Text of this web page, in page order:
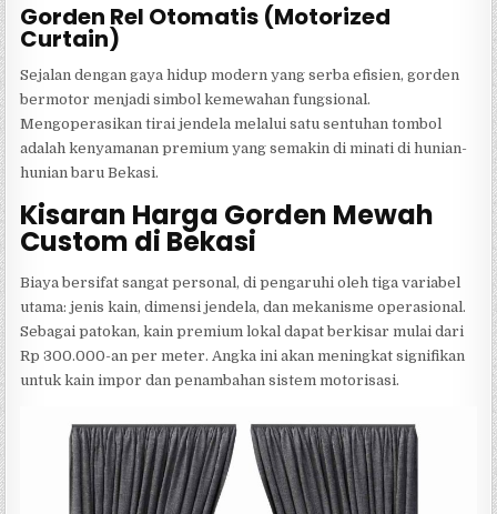
Gorden Rel Otomatis (Motorized
Curtain)
Sejalan dengan gaya hidup modern yang serba efisien, gorden
bermotor menjadi simbol kemewahan fungsional.
Mengoperasikan tirai jendela melalui satu sentuhan tombol
adalah kenyamanan premium yang semakin di minati di hunian-
hunian baru Bekasi.
Kisaran Harga Gorden Mewah
Custom di Bekasi
Biaya bersifat sangat personal, di pengaruhi oleh tiga variabel
utama: jenis kain, dimensi jendela, dan mekanisme operasional.
Sebagai patokan, kain premium lokal dapat berkisar mulai dari
Rp 300.000-an per meter. Angka ini akan meningkat signifikan
untuk kain impor dan penambahan sistem motorisasi.